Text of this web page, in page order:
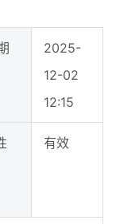
2025-
12-02
12:15
有效